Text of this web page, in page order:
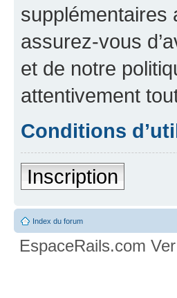
supplémentaires
assurez-vous
et de notre
attentivement
Conditions
Inscription
Index du forum
EspaceRails.com